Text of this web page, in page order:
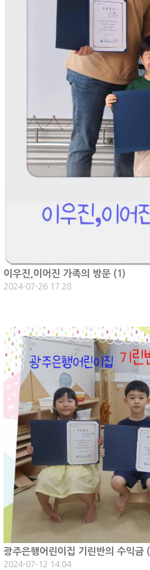
이우진,이어진 가족의 방문 ( 1 )
2024-07-26 17:28
광주은행어린이집 기린반의 수익금 (
2024-07-12 14:04